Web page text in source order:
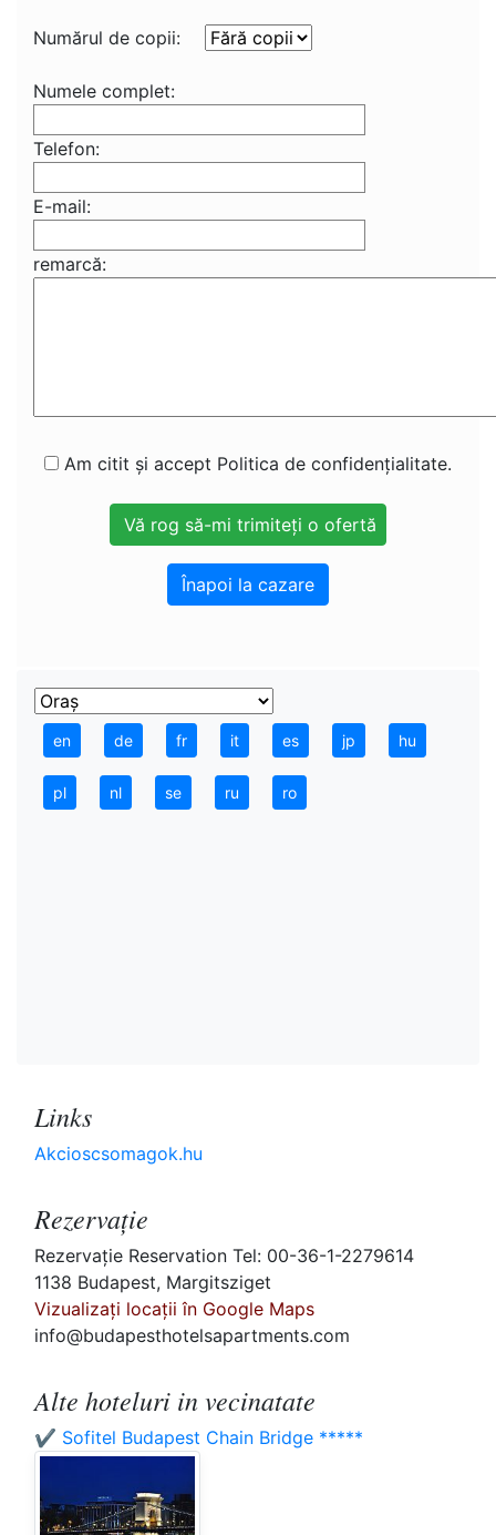
Numărul de copii:
Numele complet:
Telefon:
E-mail:
remarcă:
Am citit și accept Politica de confidențialitate.
Înapoi la cazare
en de fr it es jp hu
pl nl se ru ro
Links
Akcioscsomagok.hu
Rezervaţie
Rezervaţie Reservation Tel: 00-36-1-2279614
1138 Budapest, Margitsziget
Vizualizați locații în Google Maps
info@budapesthotelsapartments.com
Alte hoteluri in vecinatate
✔️ Sofitel Budapest Chain Bridge *****